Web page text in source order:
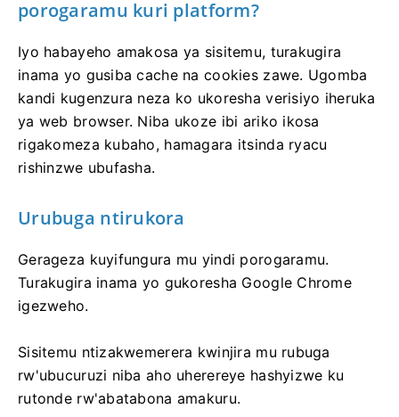
porogaramu kuri platform?
Iyo habayeho amakosa ya sisitemu, turakugira
inama yo gusiba cache na cookies zawe. Ugomba
kandi kugenzura neza ko ukoresha verisiyo iheruka
ya web browser. Niba ukoze ibi ariko ikosa
rigakomeza kubaho, hamagara itsinda ryacu
rishinzwe ubufasha.
Urubuga ntirukora
Gerageza kuyifungura mu yindi porogaramu.
Turakugira inama yo gukoresha Google Chrome
igezweho.
Sisitemu ntizakwemerera kwinjira mu rubuga
rw'ubucuruzi niba aho uherereye hashyizwe ku
rutonde rw'abatabona amakuru.